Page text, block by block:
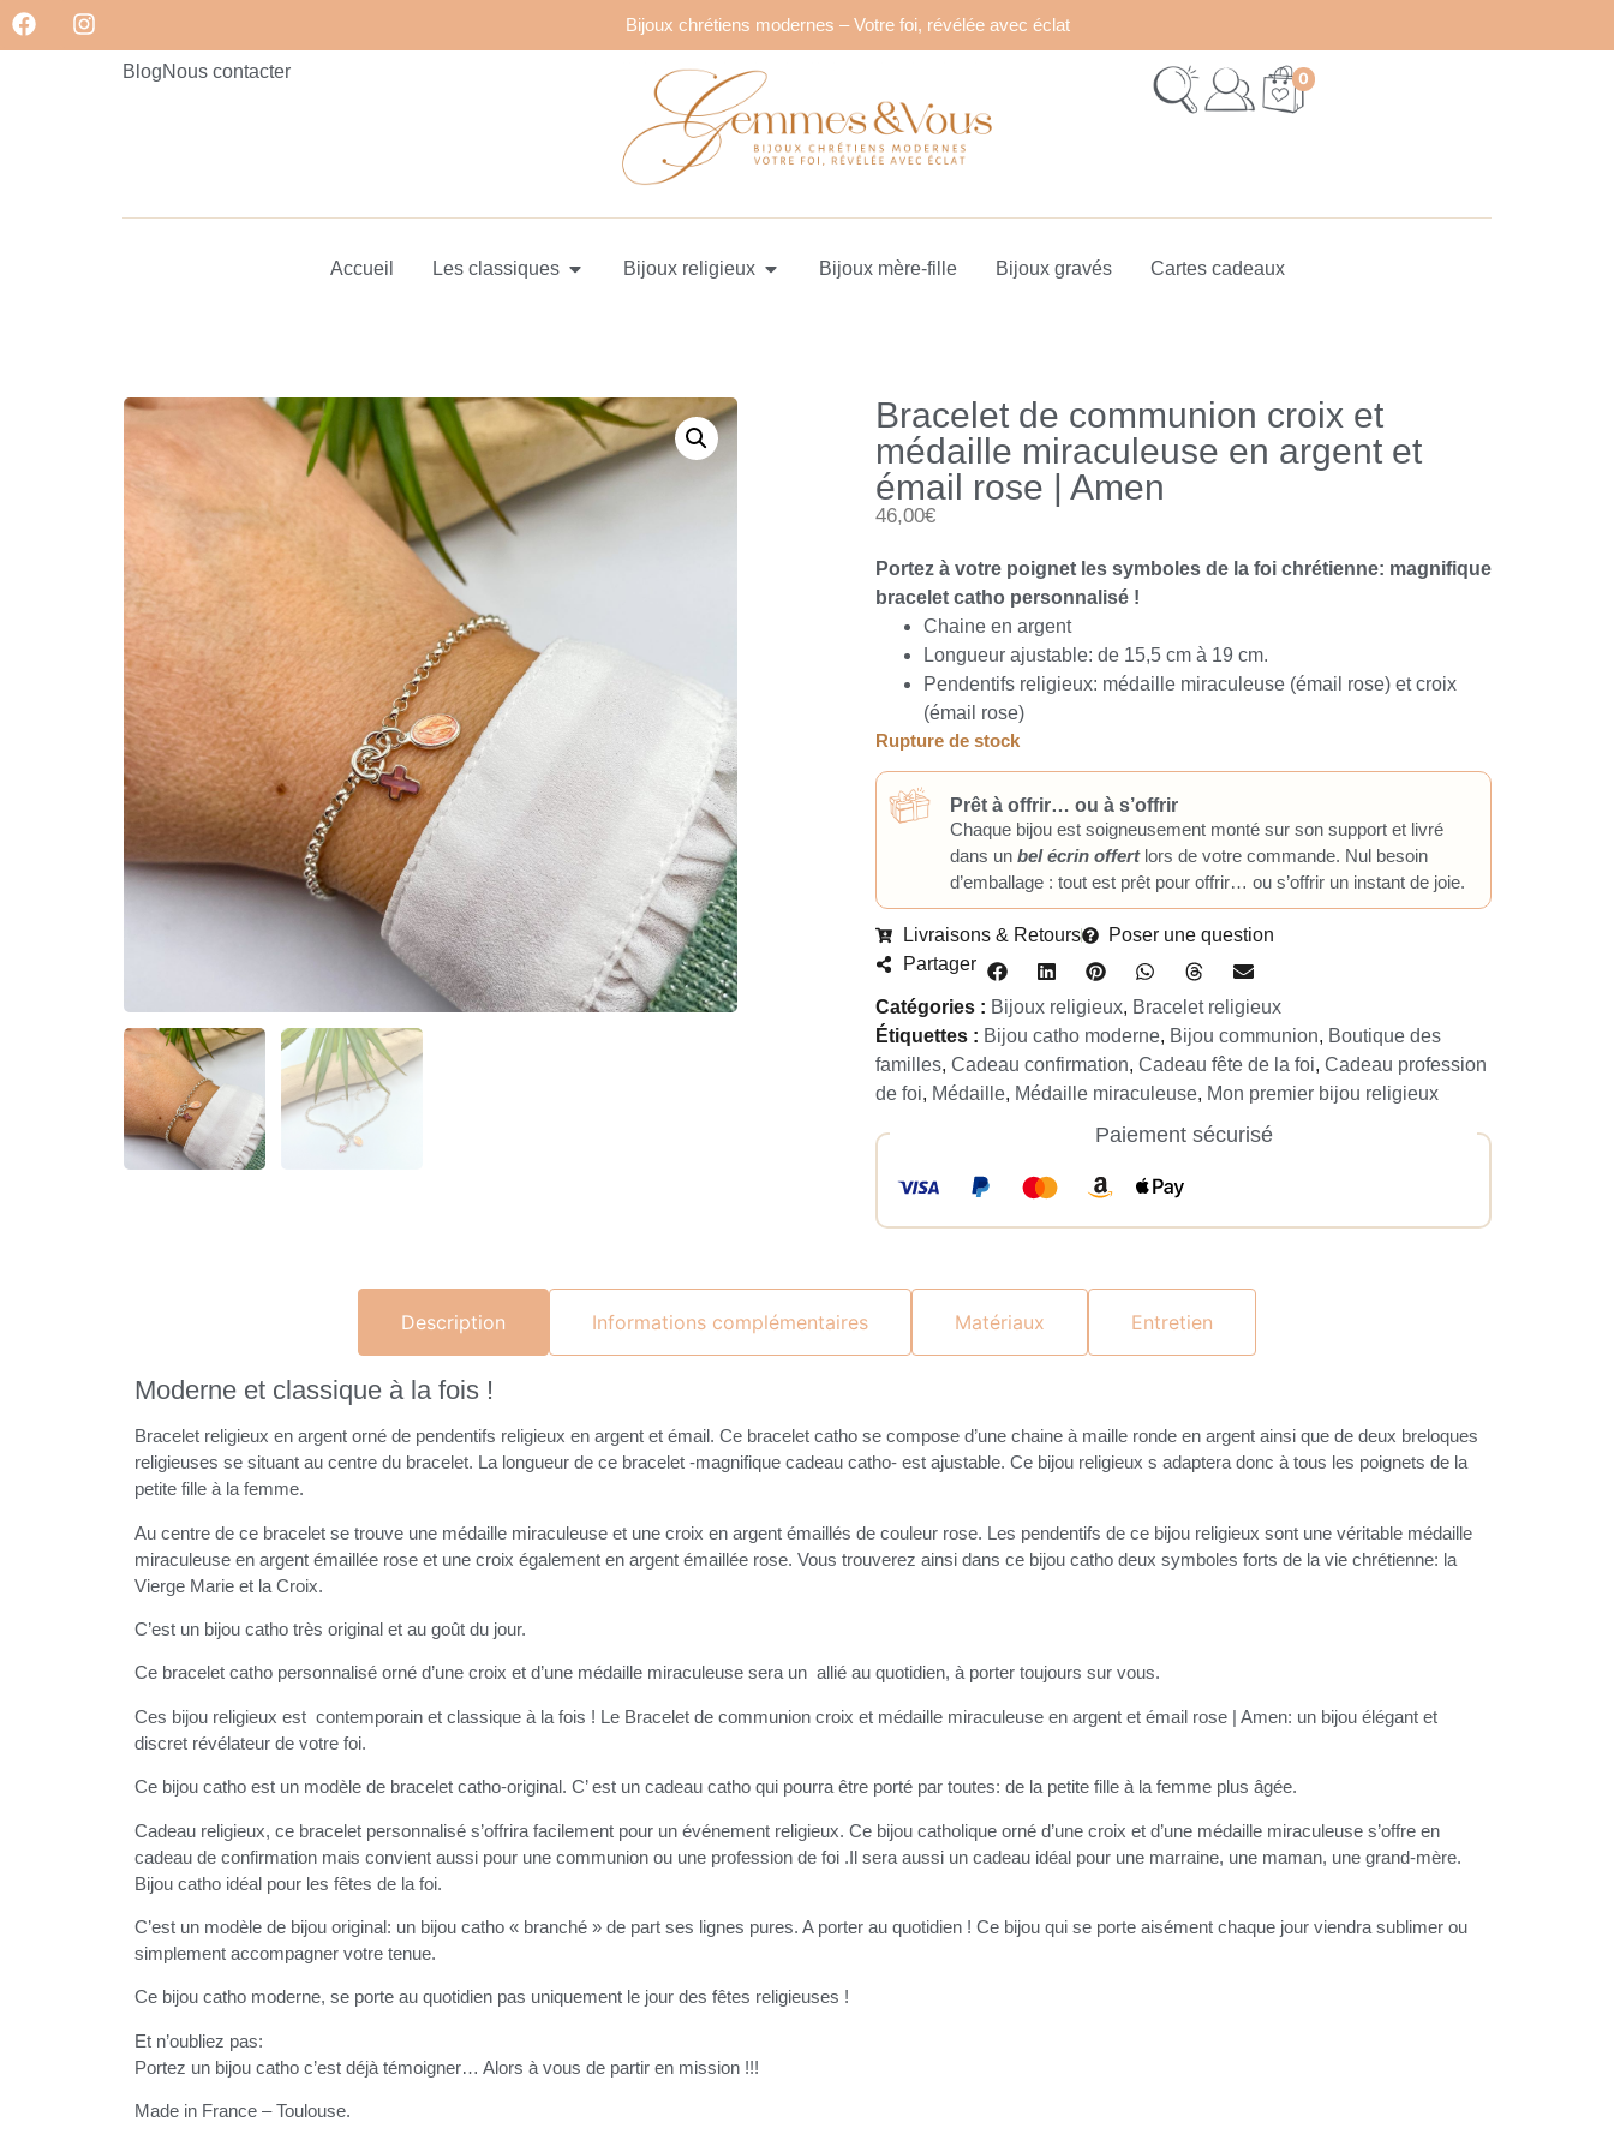
Bijoux chrétiens modernes – Votre foi, révélée avec éclat
BlogNous contacter 0
Accueil Les classiques Bijoux religieux Bijoux mère-fille Bijoux gravés Cartes cadeaux
Bracelet de communion croix et
médaille miraculeuse en argent et
émail rose | Amen
46,00€
Portez à votre poignet les symboles de la foi chrétienne: magnifique
bracelet catho personnalisé !
Chaine en argent
Longueur ajustable: de 15,5 cm à 19 cm.
Pendentifs religieux: médaille miraculeuse (émail rose) et croix
(émail rose)
Rupture de stock
Prêt à offrir… ou à s’offrir
Chaque bijou est soigneusement monté sur son support et livré
dans unbel écrin offertlors de votre commande. Nul besoin
d’emballage : tout est prêt pour offrir… ou s’offrir un instant de joie.
Livraisons & Retours
Poser une question
Partager
Catégories : Bijoux religieux, Bracelet religieux
Étiquettes : Bijou catho moderne, Bijou communion, Boutique des
familles, Cadeau confirmation, Cadeau fête de la foi, Cadeau profession
de foi, Médaille, Médaille miraculeuse, Mon premier bijou religieux
Paiement sécurisé
Description Informations complémentaires Matériaux Entretien
Moderne et classique à la fois !
Bracelet religieux en argent orné de pendentifs religieux en argent et émail. Ce bracelet catho se compose d’une chaine à maille ronde en argent ainsi que de deux breloques
religieuses se situant au centre du bracelet. La longueur de ce bracelet -magnifique cadeau catho- est ajustable. Ce bijou religieux s adaptera donc à tous les poignets de la
petite fille à la femme.
Au centre de ce bracelet se trouve une médaille miraculeuse et une croix en argent émaillés de couleur rose. Les pendentifs de ce bijou religieux sont une véritable médaille
miraculeuse en argent émaillée rose et une croix également en argent émaillée rose. Vous trouverez ainsi dans ce bijou catho deux symboles forts de la vie chrétienne: la
Vierge Marie et la Croix.
C’est un bijou catho très original et au goût du jour.
Ce bracelet catho personnalisé orné d’une croix et d’une médaille miraculeuse sera un allié au quotidien, à porter toujours sur vous.
Ces bijou religieux est contemporain et classique à la fois ! Le Bracelet de communion croix et médaille miraculeuse en argent et émail rose | Amen: un bijou élégant et
discret révélateur de votre foi.
Ce bijou catho est un modèle de bracelet catho-original. C’ est un cadeau catho qui pourra être porté par toutes: de la petite fille à la femme plus âgée.
Cadeau religieux, ce bracelet personnalisé s’offrira facilement pour un événement religieux. Ce bijou catholique orné d’une croix et d’une médaille miraculeuse s’offre en
cadeau de confirmation mais convient aussi pour une communion ou une profession de foi .Il sera aussi un cadeau idéal pour une marraine, une maman, une grand-mère.
Bijou catho idéal pour les fêtes de la foi.
C’est un modèle de bijou original: un bijou catho « branché » de part ses lignes pures. A porter au quotidien ! Ce bijou qui se porte aisément chaque jour viendra sublimer ou
simplement accompagner votre tenue.
Ce bijou catho moderne, se porte au quotidien pas uniquement le jour des fêtes religieuses !
Et n’oubliez pas:
Portez un bijou catho c’est déjà témoigner… Alors à vous de partir en mission !!!
Made in France – Toulouse.